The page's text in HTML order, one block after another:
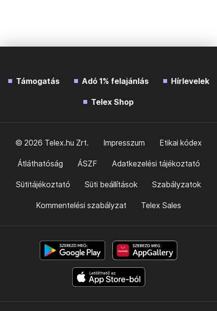
Támogatás Adó 1% felajánlás Hírlevelek
Telex Shop
© 2026 Telex.hu Zrt. Impresszum Etikai kódex
Átláthatóság ÁSZF Adatkezelési tájékoztató
Sütitájékoztató Süti beállítások Szabályzatok
Kommentelési szabályzat Telex Sales